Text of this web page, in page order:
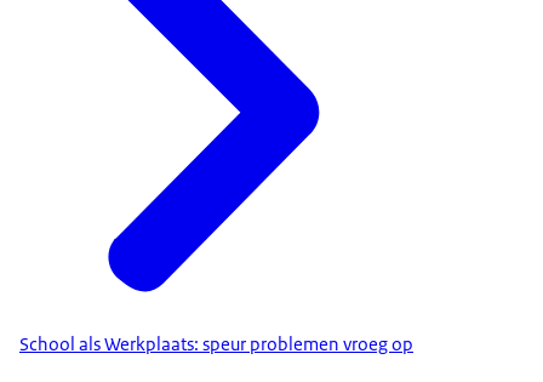
School als Werkplaats: speur problemen vroeg op